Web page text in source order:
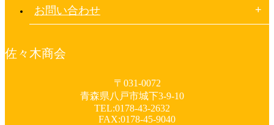
お問い合わせ
佐々木商会
〒031-0072
青森県八戸市城下3-9-10
TEL:0178-43-2632
FAX:0178-45-9040